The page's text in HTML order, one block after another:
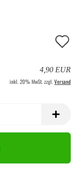
4,90 EUR
inkl. 20% MwSt. zzgl.Versand